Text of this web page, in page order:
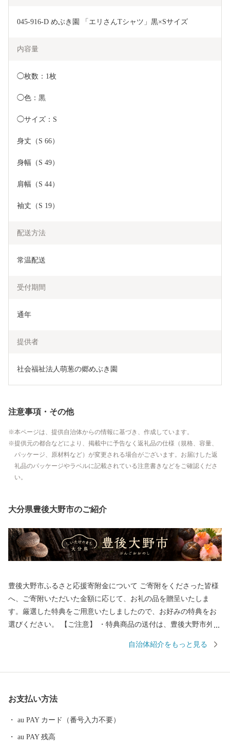
045-916-D めぶき園 「エリさんTシャツ」黒×Sサイズ
内容量
◯枚数：1枚
◯色：黒
◯サイズ：S
身丈（S 66）
身幅（S 49）
肩幅（S 44）
袖丈（S 19）
配送方法
常温配送
受付期間
通年
提供者
社会福祉法人萌葱の郷めぶき園
注意事項・その他
本ページは、提供自治体からの情報に基づき、作成しています。
提供元の都合などにより、掲載中に予告なく返礼品の仕様（規格、容量、
パッケージ、原材料など）が変更される場合がございます。お届けした返
礼品のパッケージやラベルに記載されている注意書きなどをご確認くださ
い。
大分県豊後大野市のご紹介
豊後大野市ふるさと応援寄附金について ご寄附をくださった皆様
へ、ご寄附いただいた金額に応じて、お礼の品を贈呈いたしま
す。厳選した特典をご用意いたしましたので、お好みの特典をお
選びください。 【ご注意】 ・特典商品の送付は、豊後大野市外に
年度内の回数制限は現在設けておりません。 ・パッケージが異な
自治体紹介をもっと見る
お支払い方法
au PAY カード（番号入力不要）
au PAY 残高